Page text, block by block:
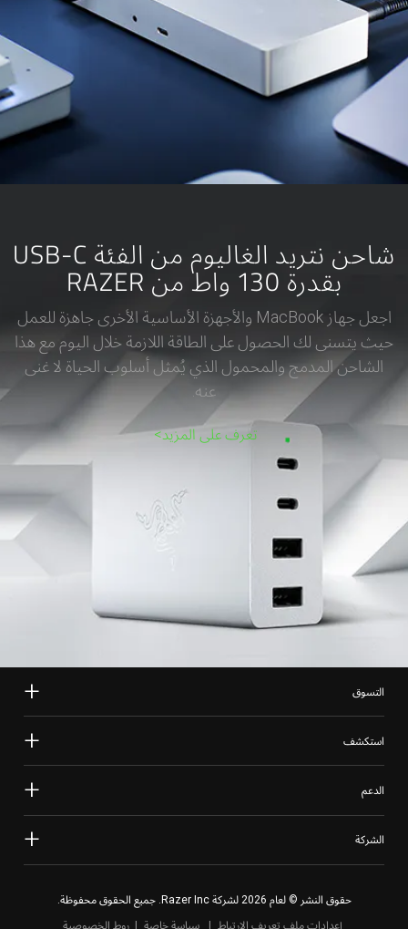
شاحن نتريد الغاليوم من الفئة USB-C
بقدرة 130 واط من RAZER
اجعل جهاز MacBook والأجهزة الأساسية الأخرى جاهزة للعمل
حيث يتسنى لك الحصول على الطاقة اللازمة خلال اليوم مع هذا
الشاحن المدمج والمحمول الذي يُمثل أسلوب الحياة لا غنى
عنه.
تعرف على المزيد
التسوق
استكشف
الدعم
الشركة
حقوق النشر © لعام 2026 لشركة Razer Inc. جميع الحقوق محفوظة.
روط الخصوصية
سياسة خاصة إعدادات ملف تعريف الارتباط